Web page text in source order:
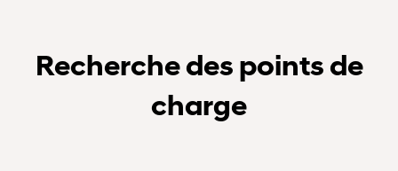
Recherche des points de
charge